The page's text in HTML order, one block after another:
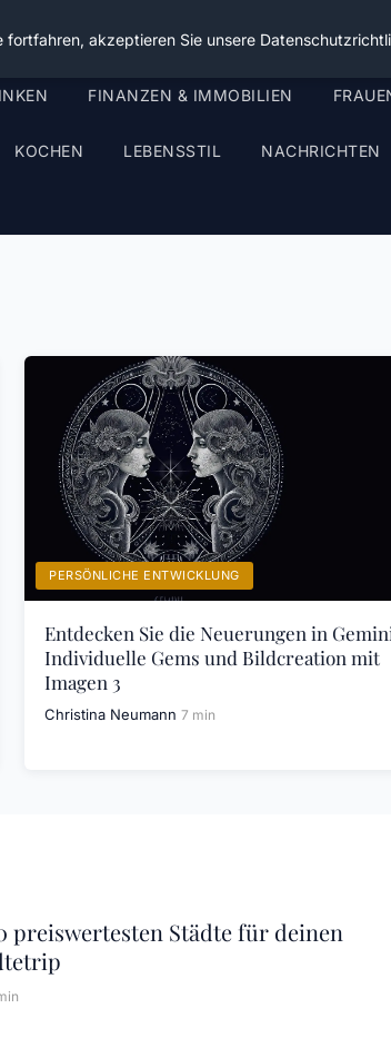
FINANZEN & IMMOBILIEN
KOCHEN LEBENSSTIL NACHRICHTEN
PERSÖNLICHE ENTWICKLUNG
Entdecken Sie die Neuerungen in
Individuelle Gems und Bildcreation mit
Imagen 3
Christina Neumann 7 min
preiswertesten Städte für deinen
akzeptieren Sie unsere